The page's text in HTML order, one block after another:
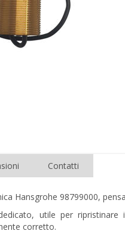
Contatti
Hansgrohe 98799000,
utile per ripristinare
corretto.